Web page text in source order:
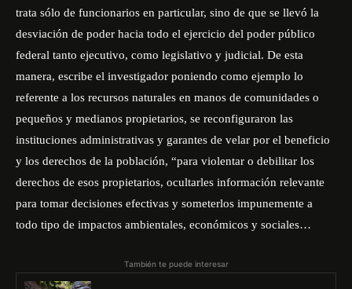
trata sólo de funcionarios en particular, sino de que se llevó la
desviación de poder hacia todo el ejercicio del poder público
federal tanto ejecutivo, como legislativo y judicial. De esta
manera, escribe el investigador poniendo como ejemplo lo
referente a los recursos naturales en manos de comunidades o
pequeños y medianos propietarios, se reconfiguraron las
instituciones administrativas y garantes de velar por el beneficio
y los derechos de la población, “para violentar o debilitar los
derechos de esos propietarios, ocultarles información relevante
para tomar decisiones efectivas y someterlos impunemente a
todo tipo de impactos ambientales, económicos y sociales…
También te puede interesar